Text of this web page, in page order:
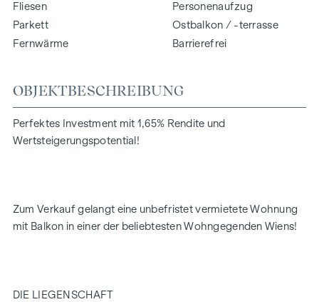
Fliesen
Parkett
Fernwärme
Personenaufzug
Ostbalkon / -terrasse
Barrierefrei
OBJEKTBESCHREIBUNG
Perfektes Investment mit 1,65% Rendite und
Wertsteigerungspotential !
Zum Verkauf gelangt eine unbefristet vermietete Wohnung
mit Balkon in einer der beliebtesten Wohngegenden Wiens!
DIE LIEGENSCHAFT